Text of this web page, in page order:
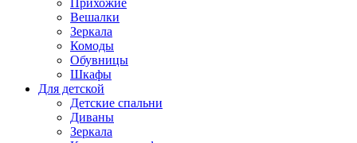
Прихожие
Вешалки
Зеркала
Комоды
Обувницы
Шкафы
Для детской
Детские спальни
Диваны
Зеркала